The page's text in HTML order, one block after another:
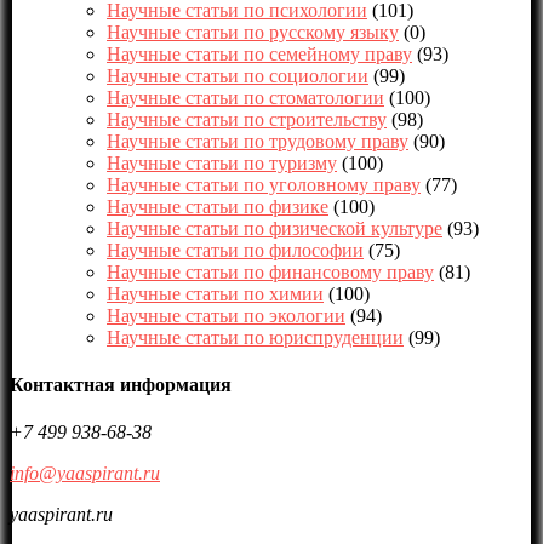
Научные статьи по психологии (101)
Научные статьи по русскому языку (0)
Научные статьи по семейному праву (93)
Научные статьи по социологии (99)
Научные статьи по стоматологии (100)
Научные статьи по строительству (98)
Научные статьи по трудовому праву (90)
Научные статьи по туризму (100)
Научные статьи по уголовному праву (77)
Научные статьи по физике (100)
Научные статьи по физической культуре (93)
Научные статьи по философии (75)
Научные статьи по финансовому праву (81)
Научные статьи по химии (100)
Научные статьи по экологии (94)
Научные статьи по юриспруденции (99)
Контактная информация
+7 499 938-68-38
info@yaaspirant.ru
yaaspirant.ru